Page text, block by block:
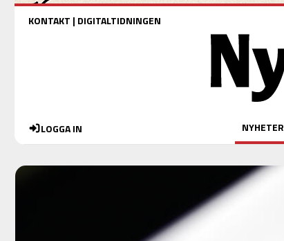
KONTAKT | DIGITALTIDNINGEN
LOGGA IN NYHETER